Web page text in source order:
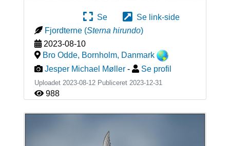
Se
Se link-side
Fjordterne (Sterna hirundo)
2023-08-10
Bro Odde, Bornholm, Danmark
Jesper Michael Møller - Se profil
Uploadet 2023-08-12 Publiceret 2023-12-31
988